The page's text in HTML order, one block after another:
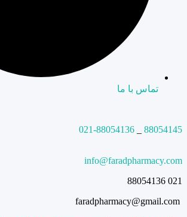
تماس با ما
88054145
021-88054136
info@faradpharmacy.com
021 88054136